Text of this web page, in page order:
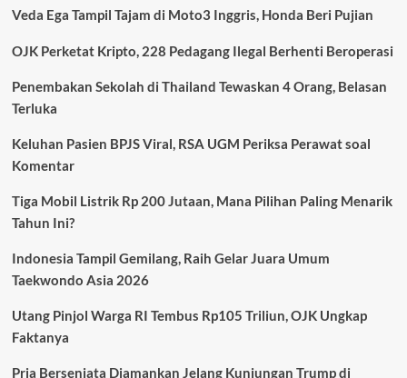
Terungkap
Polisi
Pelaku
Jam
Veda Ega Tampil Tajam di Moto3 Inggris, Honda Beri Pujian
OJK Perketat Kripto, 228 Pedagang Ilegal Berhenti Beroperasi
Penembakan Sekolah di Thailand Tewaskan 4 Orang, Belasan
Terluka
Keluhan Pasien BPJS Viral, RSA UGM Periksa Perawat soal
Komentar
Tiga Mobil Listrik Rp 200 Jutaan, Mana Pilihan Paling Menarik
Tahun Ini?
Indonesia Tampil Gemilang, Raih Gelar Juara Umum
Taekwondo Asia 2026
Utang Pinjol Warga RI Tembus Rp105 Triliun, OJK Ungkap
Faktanya
Pria Bersenjata Diamankan Jelang Kunjungan Trump di